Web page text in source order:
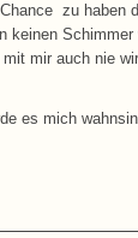
zu haben
mir auch nie
es mich